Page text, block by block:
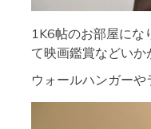
1K6帖のお部屋にな
て映画鑑賞などいか
ウォールハンガー